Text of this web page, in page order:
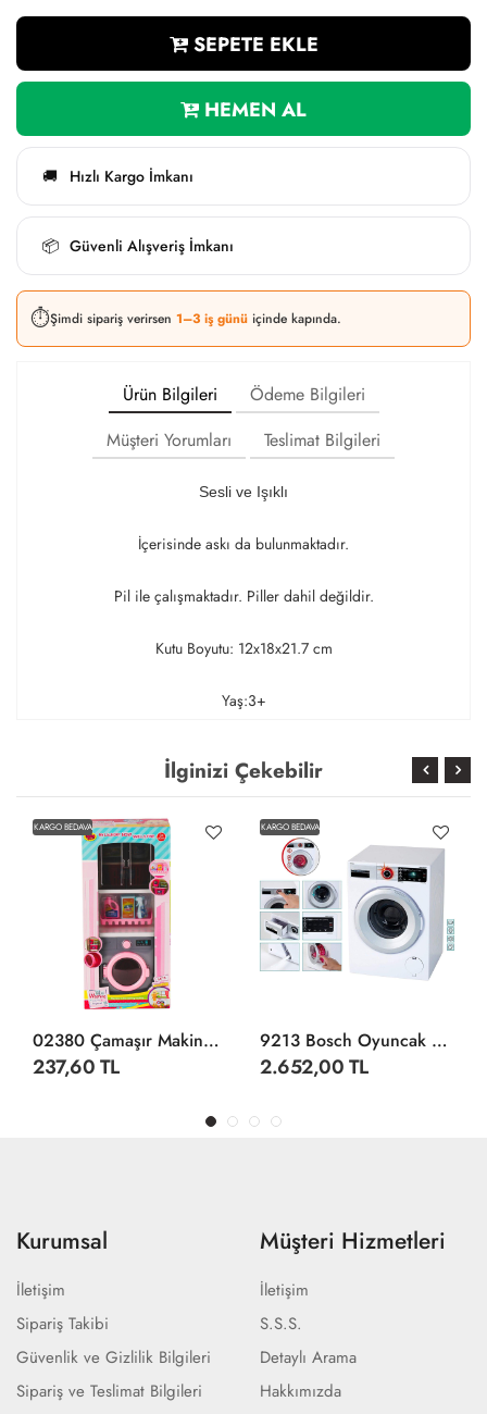
SEPETE EKLE
HEMEN AL
🚚 Hızlı Kargo İmkanı
📦 Güvenli Alışveriş İmkanı
⏱️Şimdi sipariş verirsen 1–3 iş günü içinde kapında.
Ürün Bilgileri
Ödeme Bilgileri
Müşteri Yorumları
Teslimat Bilgileri
Sesli ve Işıklı
İçerisinde askı da bulunmaktadır.
Pil ile çalışmaktadır. Piller dahil değildir.
Kutu Boyutu: 12x18x21.7 cm
Yaş:3+
İlginizi Çekebilir
KARGO BEDAVA
02380 Çamaşır Makinesi Oyun Seti -Oydaş Oyuncak
237,60 TL
KARGO BEDAVA
9213 Bosch Oyuncak Sesli Işıklı Çamaşır Makinesi
2.652,00 TL
Kurumsal
İletişim
Sipariş Takibi
Güvenlik ve Gizlilik Bilgileri
Sipariş ve Teslimat Bilgileri
Müşteri Hizmetleri
İletişim
S.S.S.
Detaylı Arama
Hakkımızda